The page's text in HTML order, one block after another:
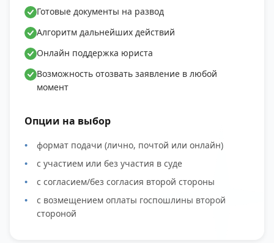
Готовые документы на развод
Алгоритм дальнейших действий
Онлайн поддержка юриста
Возможность отозвать заявление в любой
момент
Опции на выбор
формат подачи (лично, почтой или онлайн)
с участием или без участия в суде
с согласием/без согласия второй стороны
с возмещением оплаты госпошлины второй
стороной